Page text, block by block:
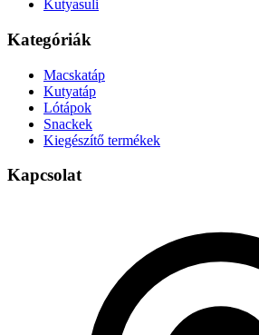
Kutyasuli
Kategóriák
Macskatáp
Kutyatáp
Lótápok
Snackek
Kiegészítő termékek
Kapcsolat